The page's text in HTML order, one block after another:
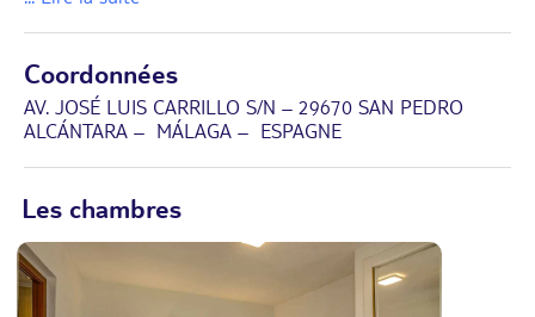
Coordonnées
AV. JOSÉ LUIS CARRILLO S/N – 29670 SAN PEDRO
ALCÁNTARA – MÁLAGA – ESPAGNE
Les chambres